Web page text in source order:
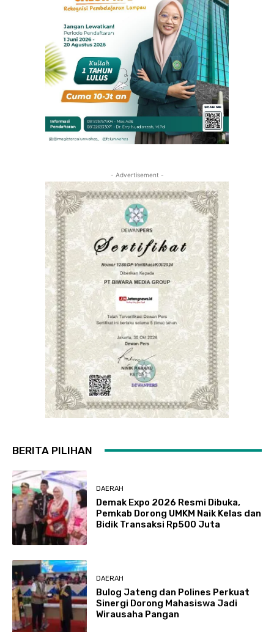
- Advertisement -
BERITA PILIHAN
DAERAH
Demak Expo 2026 Resmi Dibuka,
Pemkab Dorong UMKM Naik Kelas dan
Bidik Transaksi Rp500 Juta
DAERAH
Bulog Jateng dan Polines Perkuat
Sinergi Dorong Mahasiswa Jadi
Wirausaha Pangan